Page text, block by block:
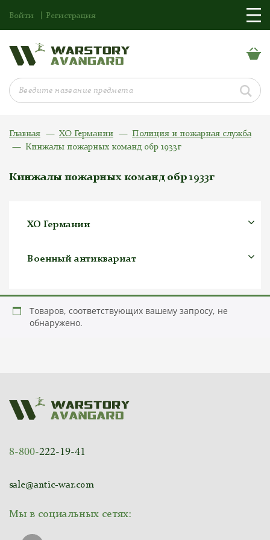
Войти Регистрация
Главная ХО Германии
Полиция и пожарная служба
Кинжалы пожарных команд обр 1933г
Кинжалы пожарных команд обр 1933г
ХО Германии
Военный антиквариат
Товаров, соответствующих вашему запросу, не
обнаружено.
8-800-222-19-41
sale@antic-war.com
Мы в социальных сетях: